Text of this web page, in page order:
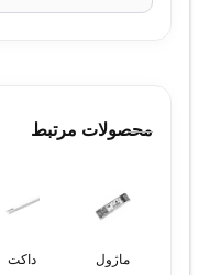
محصولات مرتبط
ماژول
داکت